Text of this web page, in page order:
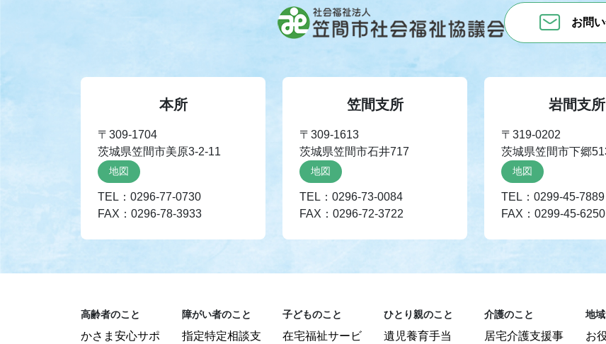
お問
本所
〒309-1704
茨城県笠間市美原3-2-11
地図
TEL：0296-77-0730
FAX：0296-78-3933
笠間支所
〒309-1613
茨城県笠間市石井717
地図
TEL：0296-73-0084
FAX：0296-72-3722
岩間支所
〒319-0202
茨城県笠間市下郷
地図
TEL：0299-45-7889
FAX：0299-45-6250
高齢者のこと
かさま安心サポ
障がい者のこと
指定特定相談支
子どものこと
在宅福祉サービ
ひとり親のこと
遺児養育手当
介護のこと
居宅介護支援事
地
お